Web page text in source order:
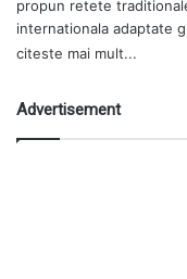
propun retete
internationala adaptate
citeste mai mult...
Advertisement